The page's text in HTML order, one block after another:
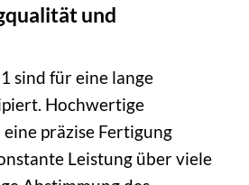
und
sind für eine lange
Hochwertige
präzise Fertigung
Leistung über viele